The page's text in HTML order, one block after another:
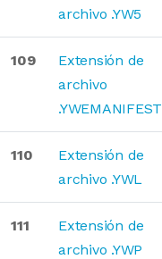
archivo .YW5
109
Extensión de
archivo
.YWEMANIFEST
110
Extensión de
archivo .YWL
111
Extensión de
archivo .YWP